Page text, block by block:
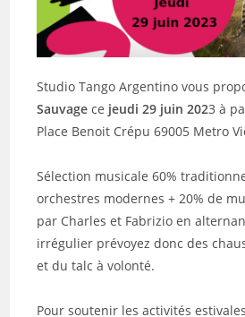
Studio Tango Argentino vous
Sauvage ce jeudi 29 juin 2023 à
Place Benoit Crépu 69005 Metro
Sélection musicale 60%
orchestres modernes + 20% de
par Charles et Fabrizio en
irrégulier prévoyez donc des
et du talc à volonté.
Pour soutenir les activités